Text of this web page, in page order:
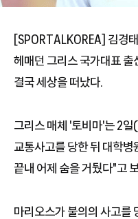
[SPORTALKOREA] 김경
헤매던 그리스 국가대표
결국 세상을 떠났다.
그리스 매체 '토비마'는 2
교통사고를 당한 뒤 대학
끝내 어제 숨을 거뒀다"고
마리오스가 불의의 사고를